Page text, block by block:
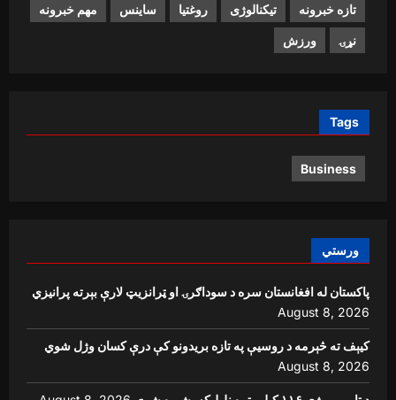
تازه خبرونه تیکنالوژی روغتیا ساینس مهم خبرونه
نړۍ ورزش
Tags
Business
ورستي
پاکستان له افغانستان سره د سوداګرۍ او ټرانزیټ لارې بېرته پرانیزي
August 8, 2026
کیېف ته څېرمه د روسیې په تازه بریدونو کې درې کسان وژل شوي
August 8, 2026